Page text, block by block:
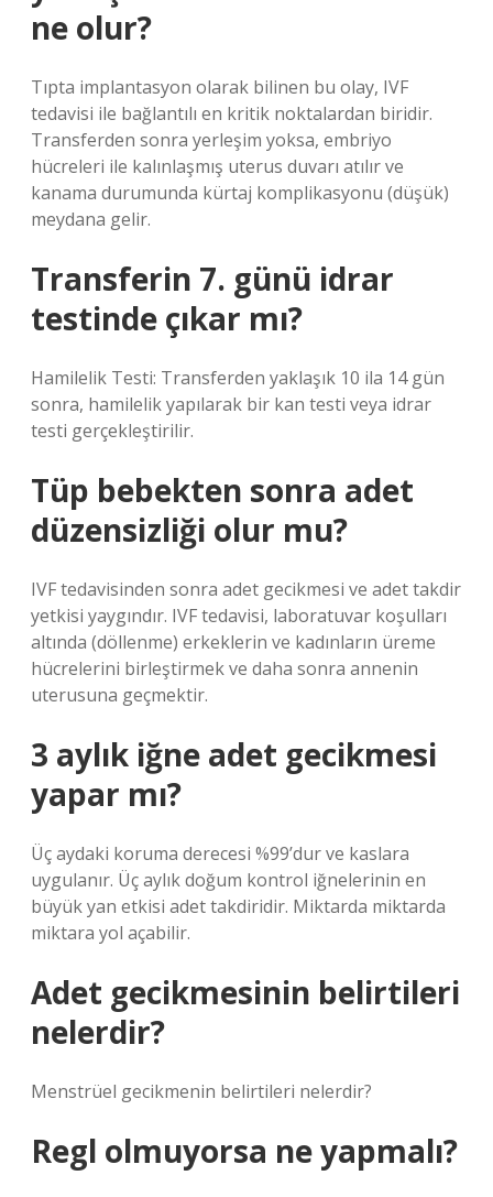
ne olur?
Tıpta implantasyon olarak bilinen bu olay, IVF
tedavisi ile bağlantılı en kritik noktalardan biridir.
Transferden sonra yerleşim yoksa, embriyo
hücreleri ile kalınlaşmış uterus duvarı atılır ve
kanama durumunda kürtaj komplikasyonu (düşük)
meydana gelir.
Transferin 7. günü idrar
testinde çıkar mı?
Hamilelik Testi: Transferden yaklaşık 10 ila 14 gün
sonra, hamilelik yapılarak bir kan testi veya idrar
testi gerçekleştirilir.
Tüp bebekten sonra adet
düzensizliği olur mu?
IVF tedavisinden sonra adet gecikmesi ve adet takdir
yetkisi yaygındır. IVF tedavisi, laboratuvar koşulları
altında (döllenme) erkeklerin ve kadınların üreme
hücrelerini birleştirmek ve daha sonra annenin
uterusuna geçmektir.
3 aylık iğne adet gecikmesi
yapar mı?
Üç aydaki koruma derecesi %99’dur ve kaslara
uygulanır. Üç aylık doğum kontrol iğnelerinin en
büyük yan etkisi adet takdiridir. Miktarda miktarda
miktara yol açabilir.
Adet gecikmesinin belirtileri
nelerdir?
Menstrüel gecikmenin belirtileri nelerdir?
Regl olmuyorsa ne yapmalı?